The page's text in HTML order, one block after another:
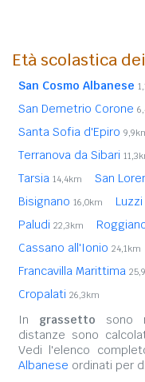
Età scolastica
San Cosmo Albanese
San Demetrio Corone
Santa Sofia d'Epiro
Terranova da Sibari
Tarsia 14,4km San
Bisignano 16,0km Luzzi
Paludi 22,3km
Cassano all'Ionio 24,1km
Francavilla Marittima
Cropalati 26,3km
In grassetto sono
distanze sono
Vedi l'elenco
Albanese ordinati per